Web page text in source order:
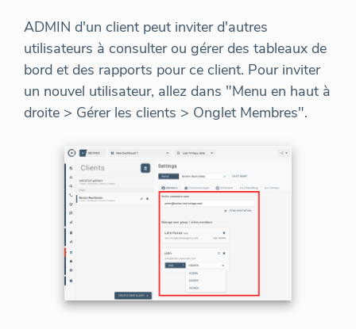
ADMIN d'un client peut inviter d'autres
utilisateurs à consulter ou gérer des tableaux de
bord et des rapports pour ce client. Pour inviter
un nouvel utilisateur, allez dans "Menu en haut à
droite > Gérer les clients > Onglet Membres".